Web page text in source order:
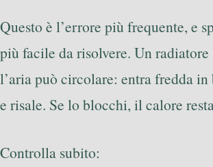
Questo è l’errore più frequente, e
più facile da risolvere. Un radiatore
l’aria può circolare: entra fredda in
e risale. Se lo blocchi, il calore
Controlla subito: